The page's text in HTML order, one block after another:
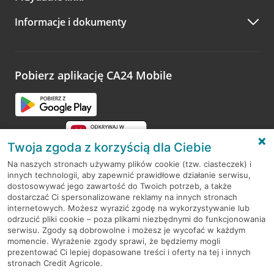
A po wizycie…
Zachęcamy do podzielenia się z nami opinią o wizycie.
opinie.
Informacje i dokumenty
Pobierz aplikację CA24 Mobile
RODO
Regulamin serwisu
Mapa serwisu
PolitykaCookies
Twoja zgoda z korzyścią dla Ciebie
Na naszych stronach używamy plików cookie (tzw. ciasteczek) i
innych technologii, aby zapewnić prawidłowe działanie serwisu,
dostosowywać jego zawartość do Twoich potrzeb, a także
dostarczać Ci spersonalizowane reklamy na innych stronach
internetowych. Możesz wyrazić zgodę na wykorzystywanie lub
odrzucić pliki cookie – poza plikami niezbędnymi do funkcjonowania
serwisu. Zgody są dobrowolne i możesz je wycofać w każdym
momencie. Wyrażenie zgody sprawi, że będziemy mogli
prezentować Ci lepiej dopasowane treści i oferty na tej i innych
stronach Credit Agricole.